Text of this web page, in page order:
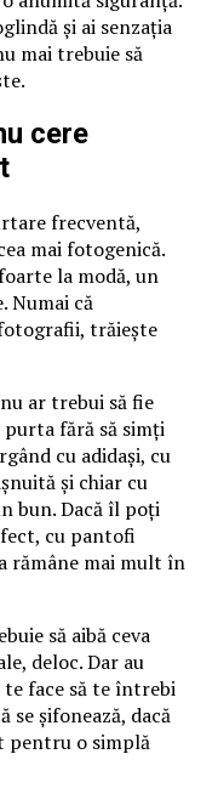
și ai senzația
mai trebuie să
cere
frecventă,
mai fotogenică.
la modă, un
Numai că
trăiește
ar trebui să fie
purta fără să simți
cu adidași, cu
și chiar cu
bun. Dacă îl poți
cu pantofi
rămâne mai mult în
să aibă ceva
deloc. Dar au
te face să te întrebi
se șifonează, dacă
pentru o simplă